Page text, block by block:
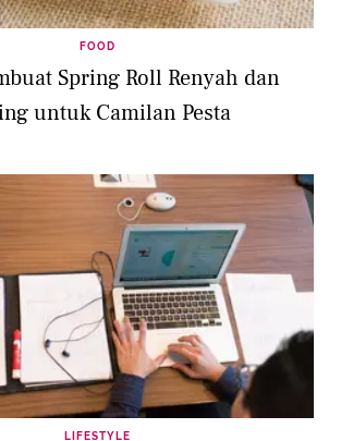
FOOD
Spring Roll Renyah dan
untuk Camilan Pesta
LIFESTYLE